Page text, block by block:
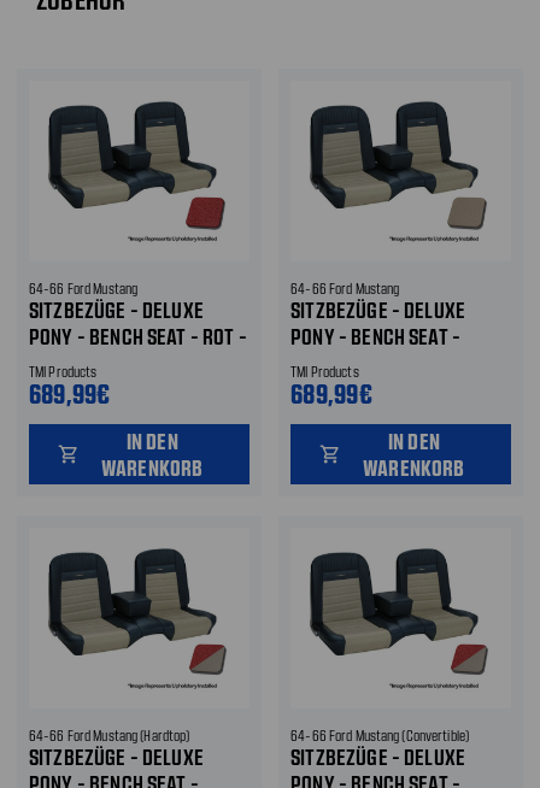
64-66 Ford Mustang
SITZBEZÜGE - DELUXE
PONY - BENCH SEAT - ROT -
VORNE
TMI Products
689,99€
shopping_cart
IN DEN
WARENKORB
64-66 Ford Mustang
SITZBEZÜGE - DELUXE
PONY - BENCH SEAT -
WEISS - VORNE
TMI Products
689,99€
shopping_cart
IN DEN
WARENKORB
64-66 Ford Mustang (Hardtop)
SITZBEZÜGE - DELUXE
PONY - BENCH SEAT -
64-66 Ford Mustang (Convertible)
SITZBEZÜGE - DELUXE
PONY - BENCH SEAT -